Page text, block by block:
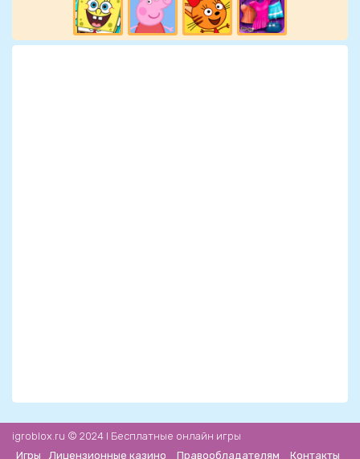
igroblox.ru © 2024 l Бесплатные онлайн игры
Игры
Лицензионные казино Правообладателям Контакты